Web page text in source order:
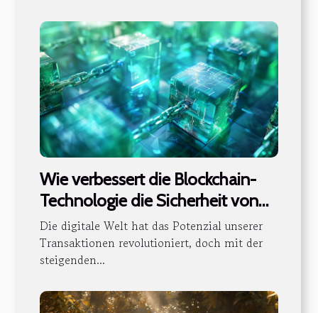
Wie verbessert die Blockchain-
Technologie die Sicherheit von
digitalen Transaktionen?
Die digitale Welt hat das Potenzial unserer
Transaktionen revolutioniert, doch mit der
steigenden...